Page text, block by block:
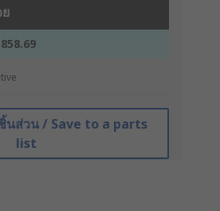
นส่วน / Save to a parts
list